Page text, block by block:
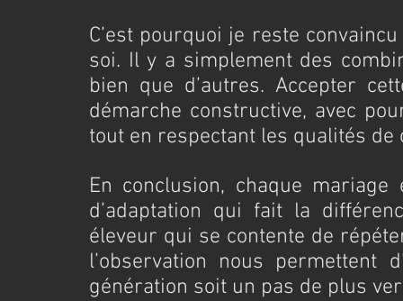
C’est pourquoi je reste
soi. Il y a simplement des
bien que d’autres. Accepter
démarche constructive, avec
tout en respectant les qualités de
En conclusion, chaque
d’adaptation qui fait la
éleveur qui se contente de
l’observation nous permettent
génération soit un pas de plus